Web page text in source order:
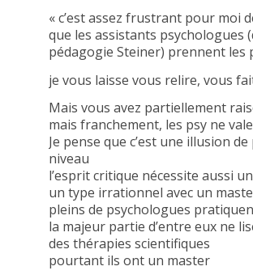
« c’est assez frustrant pour moi
que les assistants psychologues
pédagogie Steiner) prennent les
je vous laisse vous relire, vous
Mais vous avez partiellement
mais franchement, les psy ne
Je pense que c’est une illusion
niveau
l’esprit critique nécessite aussi
un type irrationnel avec un
pleins de psychologues
la majeur partie d’entre eux ne
des thérapies scientifiques
pourtant ils ont un master